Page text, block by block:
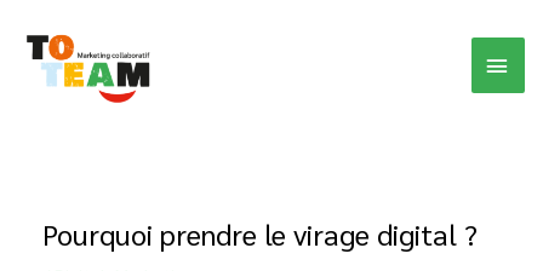
contenu
Pourquoi prendre le virage digital ?